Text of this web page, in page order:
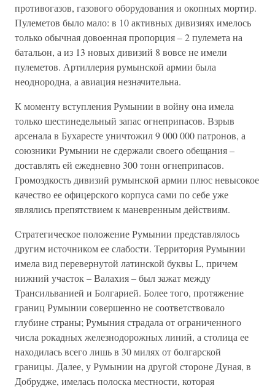
противогазов, газового оборудования и окопных мортир.
Пулеметов было мало: в 10 активных дивизиях имелось
только обычная довоенная пропорция – 2 пулемета на
батальон, а из 13 новых дивизий 8 вовсе не имели
пулеметов. Артиллерия румынской армии была
неоднородна, а авиация незначительна.
К моменту вступления Румынии в войну она имела
только шестинедельный запас огнеприпасов. Взрыв
арсенала в Бухаресте уничтожил 9 000 000 патронов, а
союзники Румынии не сдержали своего обещания –
доставлять ей ежедневно 300 тонн огнеприпасов.
Громоздкость дивизий румынской армии плюс невысокое
качество ее офицерского корпуса сами по себе уже
являлись препятствием к маневренным действиям.
Стратегическое положение Румынии представлялось
другим источником ее слабости. Территория Румынии
имела вид перевернутой латинской буквы L, причем
нижний участок – Валахия – был зажат между
Трансильванией и Болгарией. Более того, протяжение
границ Румынии совершенно не соответствовало
глубине страны; Румыния страдала от ограниченного
числа рокадных железнодорожных линий, а столица ее
находилась всего лишь в 30 милях от болгарской
границы. Далее, у Румынии на другой стороне Дуная, в
Добрудже, имелась полоска местности, которая